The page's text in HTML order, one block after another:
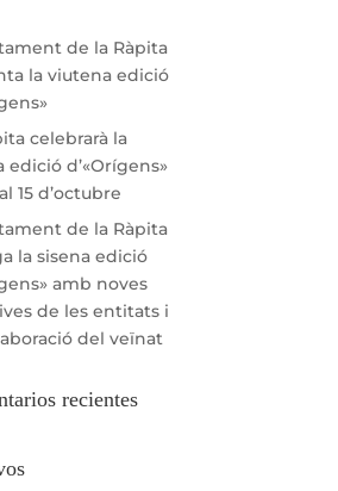
de la Ràpita
la viutena edició
celebrarà la
edició d’«Orígens»
15 d’octubre
de la Ràpita
la sisena edició
amb noves
de les entitats i
del veïnat
recientes